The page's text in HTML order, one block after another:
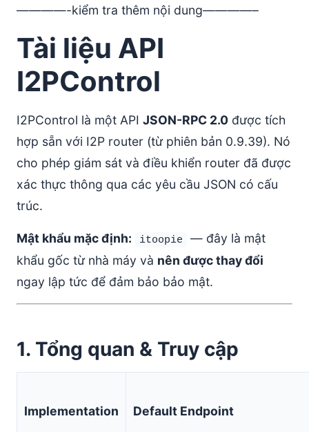
————-kiểm tra thêm nội dung————–
Tài liệu API
I2PControl
I2PControl là một API JSON-RPC 2.0 được tích
hợp sẵn với I2P router (từ phiên bản 0.9.39). Nó
cho phép giám sát và điều khiển router đã được
xác thực thông qua các yêu cầu JSON có cấu
trúc.
Mật khẩu mặc định: itoopie
— đây là mật
khẩu gốc từ nhà máy và nên được thay đổi
ngay lập tức để đảm bảo bảo mật.
1. Tổng quan & Truy cập
Implementation Default Endpoint